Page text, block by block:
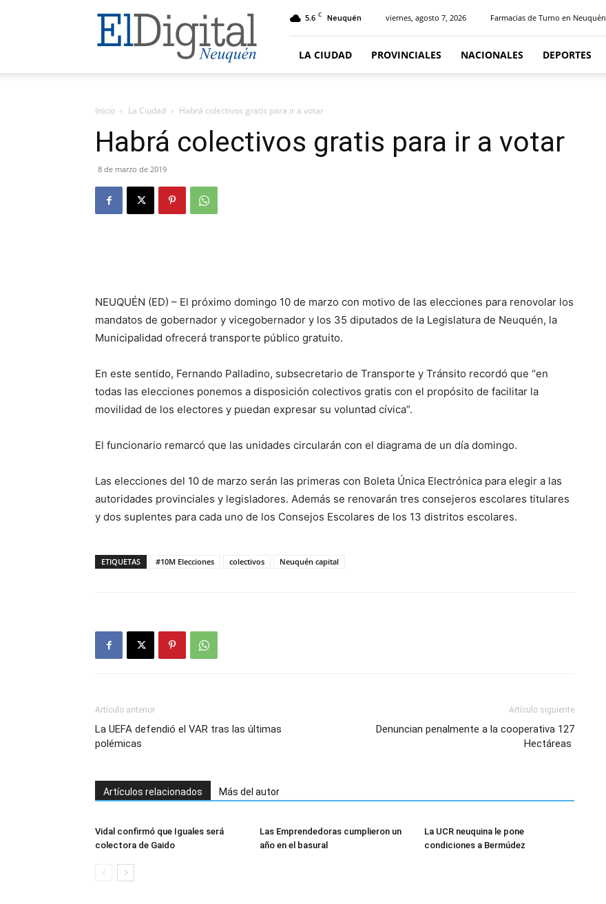
El
Digital
Neuquen
5.6 C Neuquén viernes, agosto 7, 2026 Farmacias de Turno en Neuquén
LA CIUDAD PROVINCIALES NACIONALES DEPORTES
Inicio La Ciudad Habrá colectivos gratis para ir a votar
Habrá colectivos gratis para ir a votar
8 de marzo de 2019
NEUQUÉN (ED) – El próximo domingo 10 de marzo con motivo de las elecciones para renovolar los
mandatos de gobernador y vicegobernador y los 35 diputados de la Legislatura de Neuquén, la
Municipalidad ofrecerá transporte público gratuito.
En este sentido, Fernando Palladino, subsecretario de Transporte y Tránsito recordó que “en
todas las elecciones ponemos a disposición colectivos gratis con el propósito de facilitar la
movilidad de los electores y puedan expresar su voluntad cívica”.
El funcionario remarcó que las unidades circularán con el diagrama de un día domingo.
Las elecciones del 10 de marzo serán las primeras con Boleta Única Electrónica para elegir a las
autoridades provinciales y legisladores. Además se renovarán tres consejeros escolares titulares
y dos suplentes para cada uno de los Consejos Escolares de los 13 distritos escolares.
ETIQUETAS #10M Elecciones colectivos Neuquén capital
Artículo anterior
La UEFA defendió el VAR tras las últimas
polémicas
Artículo siguiente
Denuncian penalmente a la cooperativa 127
Hectáreas
Artículos relacionados Más del autor
Vidal confirmó que Iguales será
colectora de Gaido
Las Emprendedoras cumplieron un
año en el basural
La UCR neuquina le pone
condiciones a Bermúdez